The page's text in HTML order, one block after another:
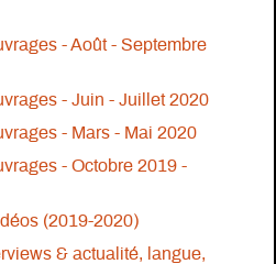
- Août - Septembre
- Juin - Juillet 2020
- Mars - Mai 2020
- Octobre 2019 -
(2019-2020)
& actualité, langue,